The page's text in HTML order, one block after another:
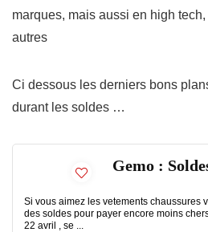
marques, mais aussi en high
autres
Ci dessous les derniers bons
durant les soldes …
Gemo :
Si vous aimez les vetements chaussures
des soldes pour payer encore moins
22 avril , se ...